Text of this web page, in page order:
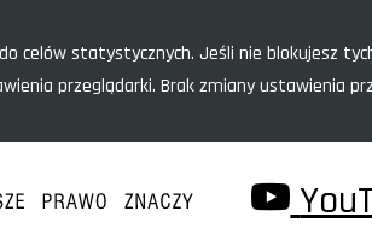
celów statystycznych. Jeśli nie blokujesz
przeglądarki. Brak zmiany ustawienia